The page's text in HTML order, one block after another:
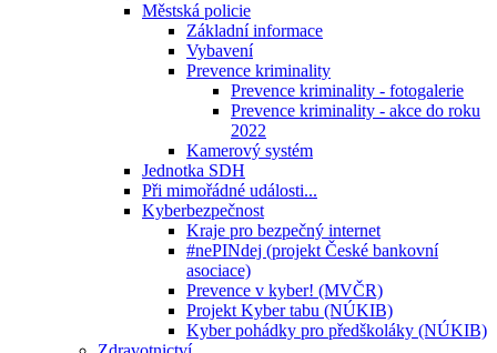
Městská policie
Základní informace
Vybavení
Prevence kriminality
Prevence kriminality - fotogalerie
Prevence kriminality - akce do roku
2022
Kamerový systém
Jednotka SDH
Při mimořádné události...
Kyberbezpečnost
Kraje pro bezpečný internet
#nePINdej (projekt České bankovní
asociace)
Prevence v kyber! (MVČR)
Projekt Kyber tabu (NÚKIB)
Kyber pohádky pro předškoláky (NÚKIB)